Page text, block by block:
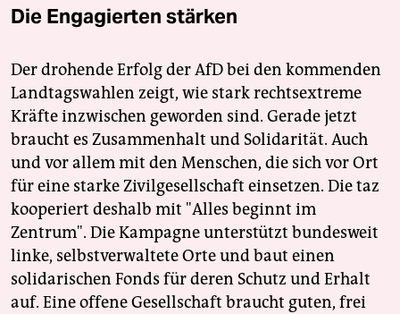
Die Engagierten stärken
Der drohende Erfolg der AfD bei den kommenden
Landtagswahlen zeigt, wie stark rechtsextreme
Kräfte inzwischen geworden sind. Gerade jetzt
braucht es Zusammenhalt und Solidarität. Auch
und vor allem mit den Menschen, die sich vor Ort
für eine starke Zivilgesellschaft einsetzen. Die taz
kooperiert deshalb mit "Alles beginnt im
Zentrum". Die Kampagne unterstützt bundesweit
linke, selbstverwaltete Orte und baut einen
solidarischen Fonds für deren Schutz und Erhalt
auf. Eine offene Gesellschaft braucht guten, frei